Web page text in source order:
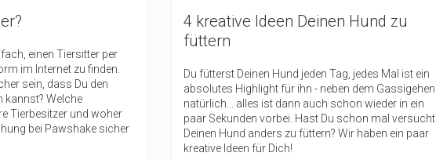
einen Tiersitter per
im Internet zu finden.
sein, dass Du den
kannst? Welche
Tierbesitzer und woher
bei Pawshake sicher
4 kreative Ideen Deinen Hund zu
füttern
Du fütterst Deinen Hund jeden Tag, jedes Mal ist ein
absolutes Highlight für ihn - neben dem Gassigehen
natürlich... alles ist dann auch schon wieder in ein
paar Sekunden vorbei. Hast Du schon mal versucht
Deinen Hund anders zu füttern? Wir haben ein paar
kreative Ideen für Dich!